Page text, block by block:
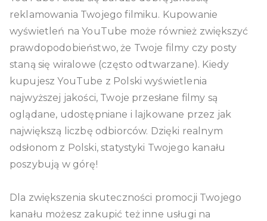
reklamowania Twojego filmiku. Kupowanie
wyświetleń na YouTube może również zwiększyć
prawdopodobieństwo, że Twoje filmy czy posty
staną się wiralowe (często odtwarzane). Kiedy
kupujesz YouTube z Polski wyświetlenia
najwyższej jakości, Twoje przesłane filmy są
oglądane, udostępniane i lajkowane przez jak
największą liczbę odbiorców. Dzięki realnym
odsłonom z Polski, statystyki Twojego kanału
poszybują w górę!
Dla zwiększenia skuteczności promocji Twojego
kanału możesz zakupić też inne usługi na